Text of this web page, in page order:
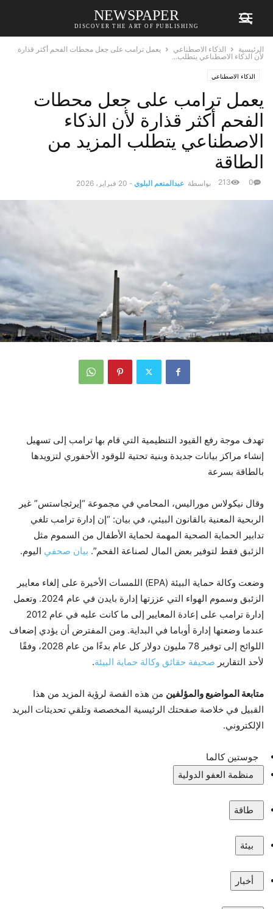
NEWSPAPER
DISCOVER THE ART OF PUBLISHING
الرئيسية الذكاء الاصطناعي
يعمل ترامب على جعل محطات الفحم أكثر قذارة
لأن الذكاء الاصطناعي يتطلب...
الذكاء الاصطناعي
يعمل ترامب على جعل محطات
الفحم أكثر قذارة لأن الذكاء
الاصطناعي يتطلب المزيد من
الطاقة
بواسطة عبدالمنعم البلوي - 20 فبراير، 2026 0
213
تهدف موجة رفع القيود التنظيمية التي قام بها ترامب إلى تسهيل
إنشاء مراكز بيانات جديدة وبنية تحتية للوقود الأحفوري لتزويدها
بالطاقة بسرعة
وقال نيكولاس موراليس، المحامي في مجموعة “إيرثجاستس” غير
الربحية المعنية بالقانون البيئي، في بيان: “إن إدارة ترامب تلغي
تدابير الحماية الصحية المهمة لحماية الأطفال من السموم مثل
الزئبق فقط لتوفير بعض المال لصناعة الفحم”. بيان صحفي اليوم.
وضعت وكالة حماية البيئة (EPA) اللمسات الأخيرة على إلغاء معايير
الزئبق وسموم الهواء التي عززتها إدارة بايدن في عام 2024. وتعمل
إدارة ترامب على إعادة المعايير إلى ما كانت عليه في عام 2012
عندما وضعتها إدارة أوباما في البداية. ومن المفترض أن يؤدي إضعاف
اللوائح إلى توفير 78 مليون دولار كل عام بدءًا من عام 2028، وفقًا
لأحد التقارير صحيفة حقائق وكالة حماية البيئة.
متابعة المواضيع والمؤلفين من هذه القصة لرؤية المزيد من هذا
القبيل في خلاصة صفحتك الرئيسية المخصصة وتلقي تحديثات البريد
الإلكتروني.
جوستين كالما
منظمة العفو الدولية
طاقة
بيئة
أخبار